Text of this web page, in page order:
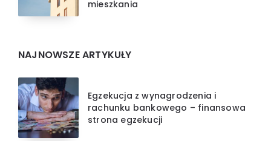
mieszkania
NAJNOWSZE ARTYKUŁY
Egzekucja z wynagrodzenia i
rachunku bankowego – finansowa
strona egzekucji